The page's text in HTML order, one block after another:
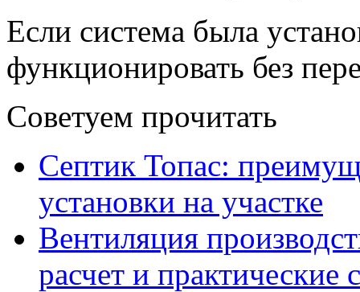
Если система была
функционировать без
Советуем прочитать
Септик Топас:
установки на участке
Вентиляция
расчет и практические